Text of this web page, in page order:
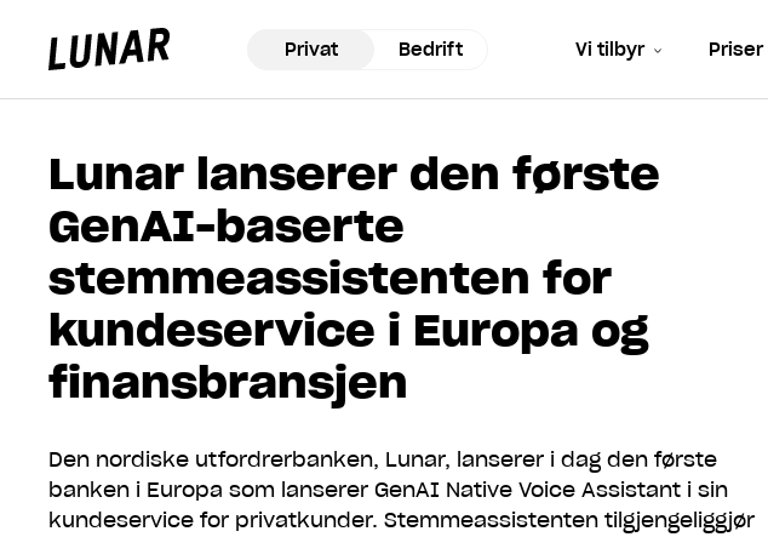
Privat Bedrift Vi tilbyr Priser
Lunar lanserer den første
GenAI-baserte
stemmeassistenten for
kundeservice i Europa og
finansbransjen
Den nordiske utfordrerbanken, Lunar, lanserer i dag den første
banken i Europa som lanserer GenAI Native Voice Assistant i sin
kundeservice for privatkunder. Stemmeassistenten tilgjengeliggjør